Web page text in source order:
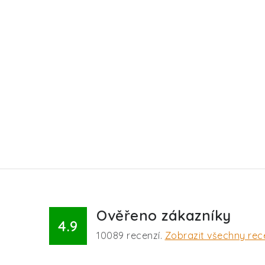
4.9
Ověřeno zákazníky
10089 recenzí. Zobrazit všechny